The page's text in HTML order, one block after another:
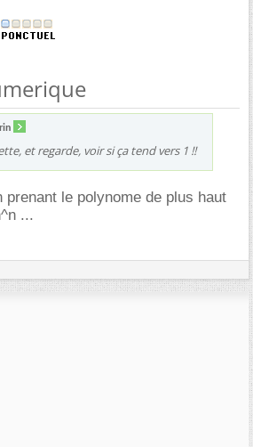
et regarde, voir si ça tend vers 1 !!
prenant le polynome de plus haut
...